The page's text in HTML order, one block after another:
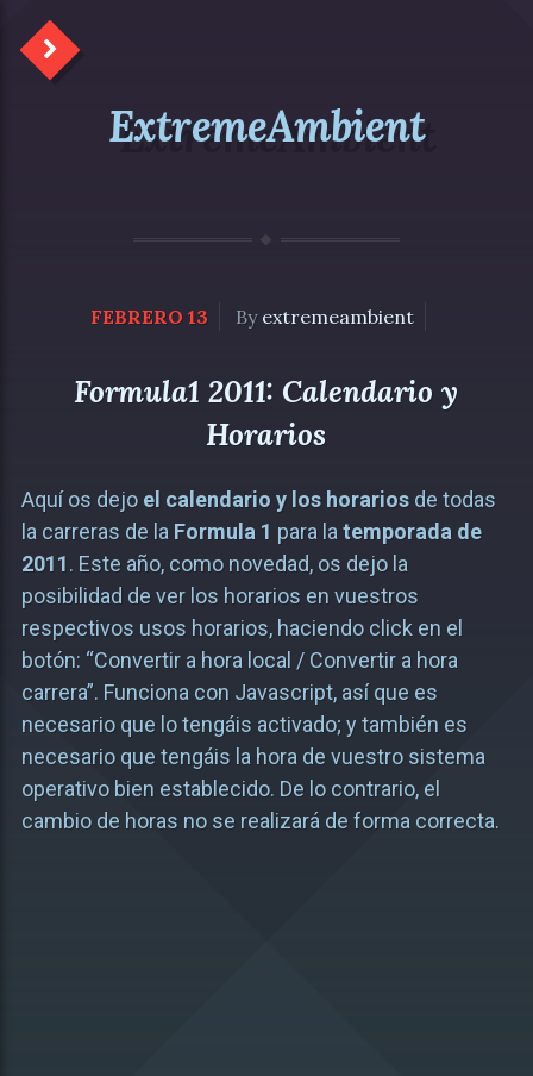
ExtremeAmbient
FEBRERO 13 By extremeambient
Formula1 2011: Calendario y
Horarios
Aquí os dejo el calendario y los horariosde todas
la carreras de la Formula 1 para la temporada de
2011. Este año, como novedad, os dejo la
posibilidad de ver los horarios en vuestros
respectivos usos horarios, haciendo click en el
botón: “Convertir a hora local / Convertir a hora
carrera”. Funciona con Javascript, así que es
necesario que lo tengáis activado; y también es
necesario que tengáis la hora de vuestro sistema
operativo bien establecido. De lo contrario, el
cambio de horas no se realizará de forma correcta.